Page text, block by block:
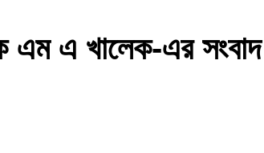
এম এ খালেক-এর